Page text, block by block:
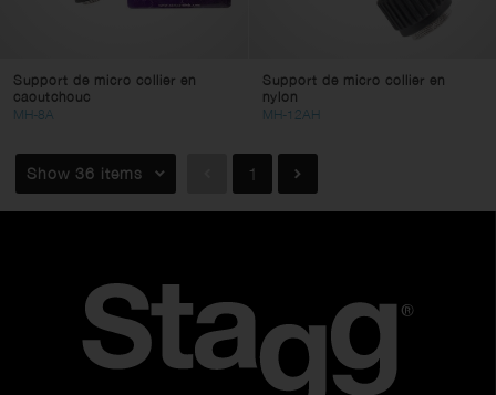
Support de micro collier en
caoutchouc
MH-8A
Support de micro collier en
nylon
MH-12AH
Show 36 items 1